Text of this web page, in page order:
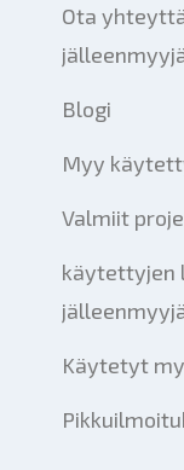
Ota
Blogi
Myy
Valmiit
käytettyjen
Käytetyt